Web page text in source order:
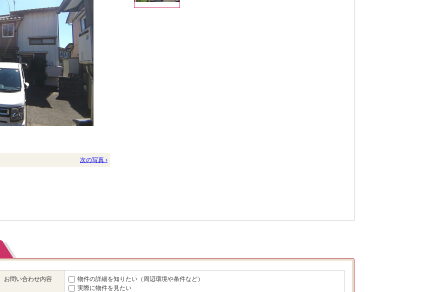
次の写真 ›